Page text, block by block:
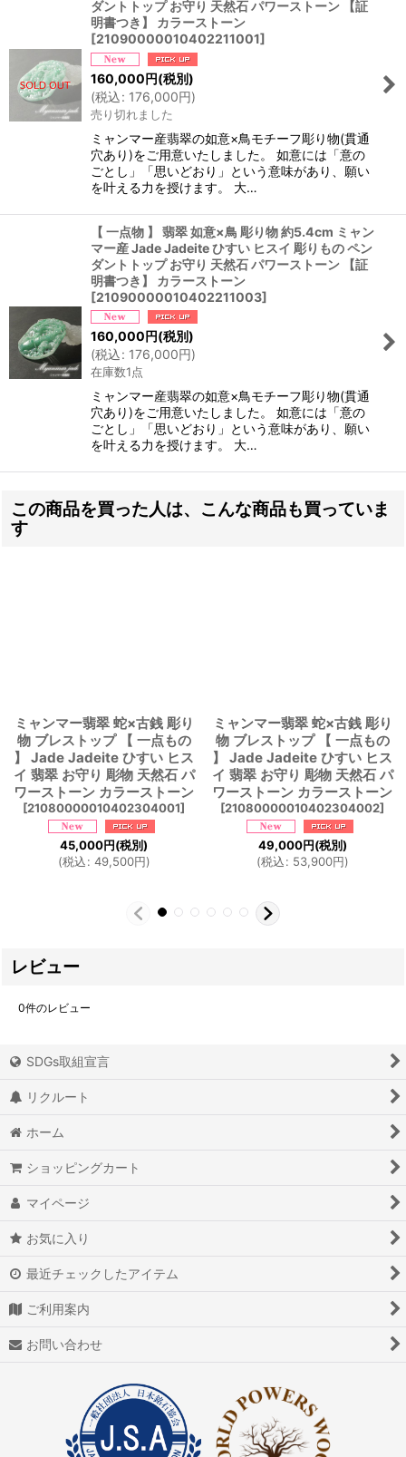
ダントトップ お守り 天然石 パワーストーン 【証
明書つき】 カラーストーン
[21090000010402211001]
160,000円(税別)
(税込: 176,000円)
売り切れました
ミャンマー産翡翠の如意×鳥モチーフ彫り物(貫通
穴あり)をご用意いたしました。 如意には「意の
ごとし」「思いどおり」という意味があり、願い
を叶える力を授けます。 大…
【 一点物 】 翡翠 如意×鳥 彫り物 約5.4cm ミャン
マー産 Jade Jadeite ひすい ヒスイ 彫りもの ペン
ダントトップ お守り 天然石 パワーストーン 【証
明書つき】 カラーストーン
[21090000010402211003]
160,000円(税別)
(税込: 176,000円)
在庫数1点
ミャンマー産翡翠の如意×鳥モチーフ彫り物(貫通
穴あり)をご用意いたしました。 如意には「意の
ごとし」「思いどおり」という意味があり、願い
を叶える力を授けます。 大…
この商品を買った人は、こんな商品も買っていま
す
ミャンマー翡翠 蛇×古銭 彫り
物 ブレストップ 【 一点もの
】 Jade Jadeite ひすい ヒス
イ 翡翠 お守り 彫物 天然石 パ
ワーストーン カラーストーン
[21080000010402304001]
45,000円(税別)
(税込: 49,500円)
ミャンマー翡翠 蛇×古銭 彫り
物 ブレストップ 【 一点もの
】 Jade Jadeite ひすい ヒス
イ 翡翠 お守り 彫物 天然石 パ
ワーストーン カラーストーン
[21080000010402304002]
49,000円(税別)
(税込: 53,900円)
レビュー
0件のレビュー
SDGs取組宣言
リクルート
ホーム
ショッピングカート
マイページ
お気に入り
最近チェックしたアイテム
ご利用案内
お問い合わせ